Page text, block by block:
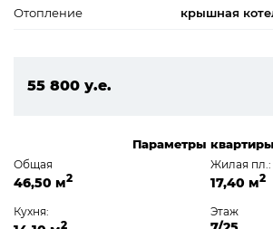
Отопление крышная
55 800 у.е.
Параметры квартиры
Общая
46,50 м2
Жилая пл.:
17,40 м2
Кухня:
2
Этаж